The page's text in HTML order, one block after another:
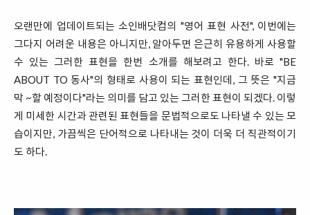
오랜만에 업데이트되는 소인배닷컴의 "영어 표현 사전", 이번에는
그다지 어려운 내용은 아니지만, 알아두면 은근히 유용하게 사용할
수 있는 그러한 표현을 한번 소개를 해보려고 한다. 바로 "BE
ABOUT TO 동사"의 형태로 사용이 되는 표현인데, 그 뜻은 "지금
막 ~할 예정이다"라는 의미를 담고 있는 그러한 표현이 되겠다. 이렇
게 미세한 시간과 관련된 표현들을 문법적으로도 나타낼 수 있는 모
습이지만, 가끔씩은 단어적으로 나타내는 것이 더욱 더 직관적이기
도 하다.